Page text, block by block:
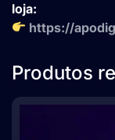
loja:
https://
Produtos